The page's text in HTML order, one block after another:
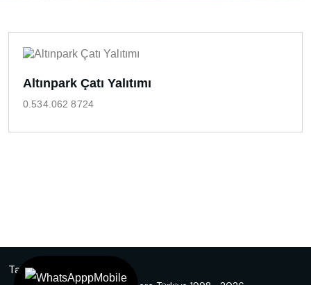
Altınpark Çatı Yalıtımı
0.534.062 8724
Tasarım